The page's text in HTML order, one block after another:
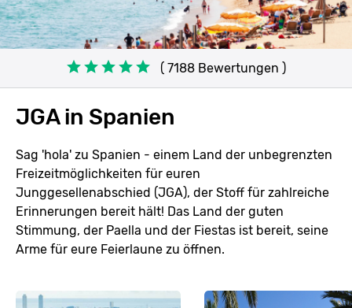
( 7188 Bewertungen )
JGA in Spanien
Sag 'hola' zu Spanien - einem Land der unbegrenzten
Freizeitmöglichkeiten für euren
Junggesellenabschied (JGA), der Stoff für zahlreiche
Erinnerungen bereit hält! Das Land der guten
Stimmung, der Paella und der Fiestas ist bereit, seine
Arme für eure Feierlaune zu öffnen.